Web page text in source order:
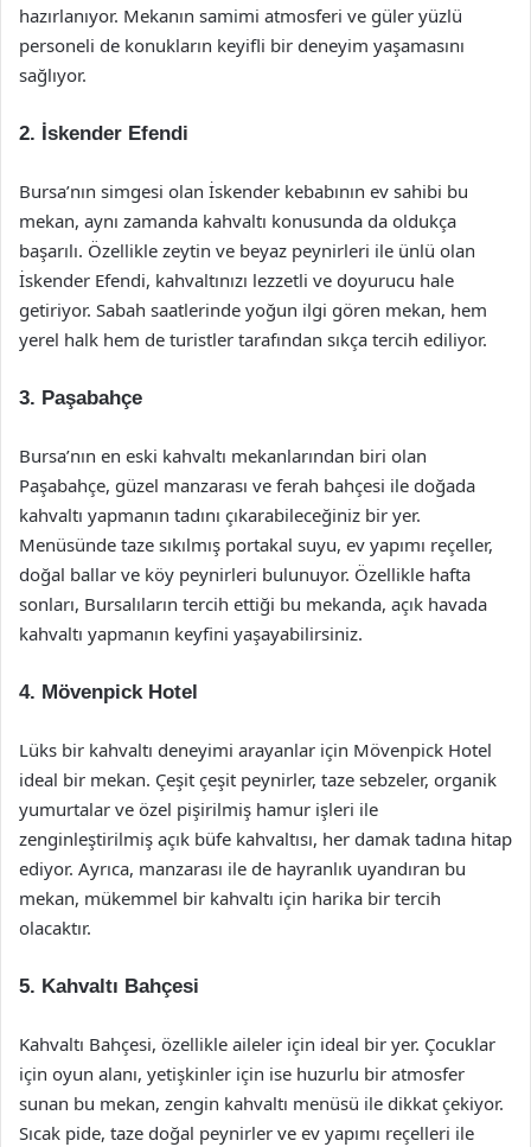
hazırlanıyor. Mekanın samimi atmosferi ve güler yüzlü
personeli de konukların keyifli bir deneyim yaşamasını
sağlıyor.
2. İskender Efendi
Bursa’nın simgesi olan İskender kebabının ev sahibi bu
mekan, aynı zamanda kahvaltı konusunda da oldukça
başarılı. Özellikle zeytin ve beyaz peynirleri ile ünlü olan
İskender Efendi, kahvaltınızı lezzetli ve doyurucu hale
getiriyor. Sabah saatlerinde yoğun ilgi gören mekan, hem
yerel halk hem de turistler tarafından sıkça tercih ediliyor.
3. Paşabahçe
Bursa’nın en eski kahvaltı mekanlarından biri olan
Paşabahçe, güzel manzarası ve ferah bahçesi ile doğada
kahvaltı yapmanın tadını çıkarabileceğiniz bir yer.
Menüsünde taze sıkılmış portakal suyu, ev yapımı reçeller,
doğal ballar ve köy peynirleri bulunuyor. Özellikle hafta
sonları, Bursalıların tercih ettiği bu mekanda, açık havada
kahvaltı yapmanın keyfini yaşayabilirsiniz.
4. Mövenpick Hotel
Lüks bir kahvaltı deneyimi arayanlar için Mövenpick Hotel
ideal bir mekan. Çeşit çeşit peynirler, taze sebzeler, organik
yumurtalar ve özel pişirilmiş hamur işleri ile
zenginleştirilmiş açık büfe kahvaltısı, her damak tadına hitap
ediyor. Ayrıca, manzarası ile de hayranlık uyandıran bu
mekan, mükemmel bir kahvaltı için harika bir tercih
olacaktır.
5. Kahvaltı Bahçesi
Kahvaltı Bahçesi, özellikle aileler için ideal bir yer. Çocuklar
için oyun alanı, yetişkinler için ise huzurlu bir atmosfer
sunan bu mekan, zengin kahvaltı menüsü ile dikkat çekiyor.
Sıcak pide, taze doğal peynirler ve ev yapımı reçelleri ile